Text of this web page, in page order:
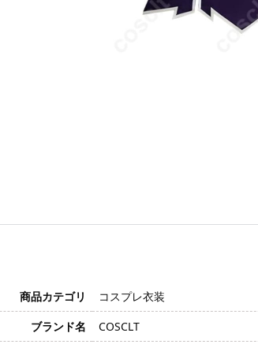
商品カテゴリ
コスプレ衣装
ブランド名
COSCLT